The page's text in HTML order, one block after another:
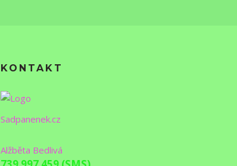
KONTAKT
Sadpanenek.cz
Alžběta Bedlivá